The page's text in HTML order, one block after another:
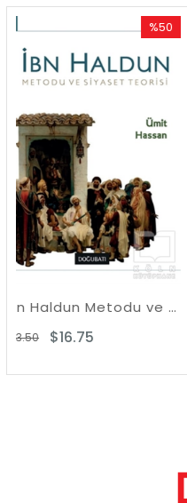
İbn Haldun Metodu ve Siyaset Teoris
%50
İndirim
%50İndirim
Maddesiz